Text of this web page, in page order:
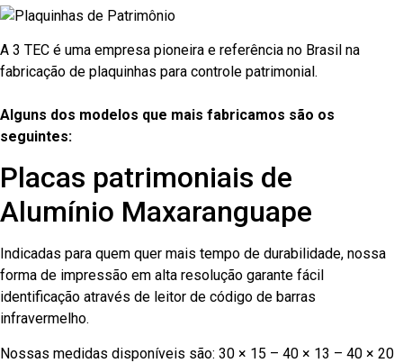
A 3 TEC é uma empresa pioneira e referência no Brasil na
fabricação de plaquinhas para controle patrimonial.
Alguns dos modelos que mais fabricamos são os
seguintes:
Placas patrimoniais de
Alumínio Maxaranguape
Indicadas para quem quer mais tempo de durabilidade, nossa
forma de impressão em alta resolução garante fácil
identificação através de leitor de código de barras
infravermelho.
Nossas medidas disponíveis são: 30 × 15 – 40 × 13 – 40 × 20